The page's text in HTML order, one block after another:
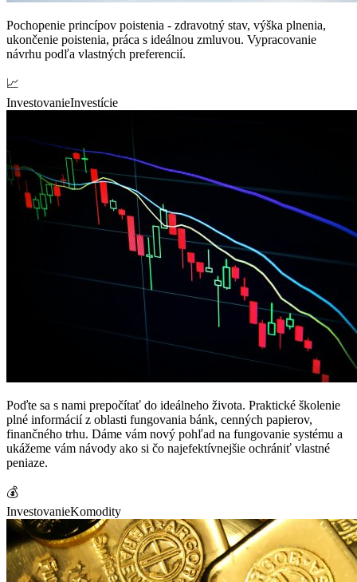
Pochopenie princípov poistenia - zdravotný stav, výška plnenia,
ukončenie poistenia, práca s ideálnou zmluvou. Vypracovanie
návrhu podľa vlastných preferencií.
📈
InvestovanieInvestície
Poďte sa s nami prepočítať do ideálneho života. Praktické školenie
plné informácií z oblasti fungovania bánk, cenných papierov,
finančného trhu. Dáme vám nový pohľad na fungovanie systému a
ukážeme vám návody ako si čo najefektívnejšie ochrániť vlastné
peniaze.
💰
InvestovanieKomodity